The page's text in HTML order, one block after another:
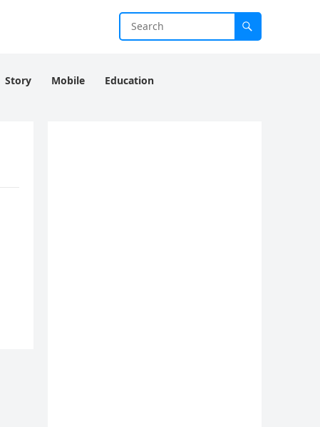
Story Mobile Education